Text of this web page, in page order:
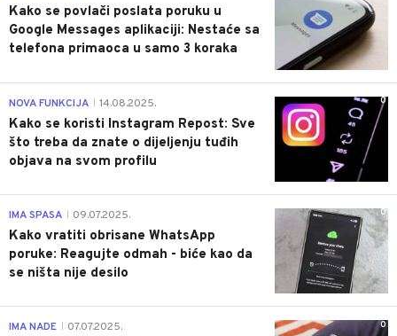
Kako se povlači poslata poruku u
Google Messages aplikaciji: Nestaće sa
telefona primaoca u samo 3 koraka
0
NOVA FUNKCIJA 14.08.2025.
Kako se koristi Instagram Repost: Sve
što treba da znate o dijeljenju tuđih
objava na svom profilu
0
IMA SPASA 09.07.2025.
Kako vratiti obrisane WhatsApp
poruke: Reagujte odmah - biće kao da
se ništa nije desilo
0
IMA NADE 07.07.2025.